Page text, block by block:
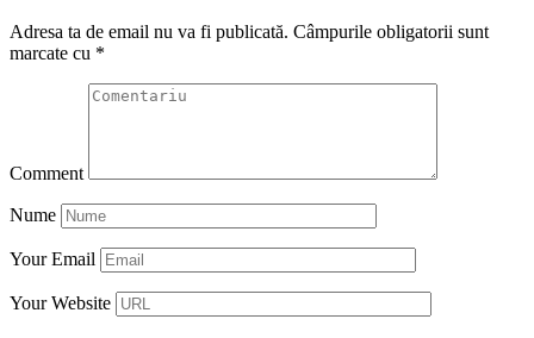
Adresa ta de email nu va fi publicată. Câmpurile obligatorii sunt
marcate cu *
Comment
Nume
Your Email
Your Website